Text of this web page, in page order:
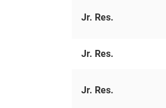
Jr. Res.
Jr. Res.
Jr. Res.